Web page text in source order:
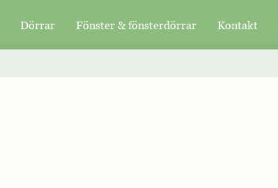
Dörrar Fönster & fönsterdörrar Kontakt